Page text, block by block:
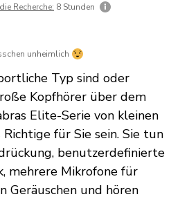
Recherche: 8 Stunden
unheimlich
Typ sind oder
Kopfhörer über dem
Elite-Serie von kleinen
für Sie sein. Sie tun
benutzerdefinierte
mehrere Mikrofone für
Geräuschen und hören